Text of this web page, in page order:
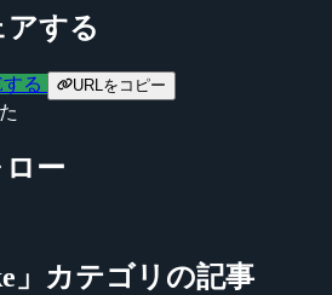
アする
る URLをコピー
ー
」カテゴリの記事